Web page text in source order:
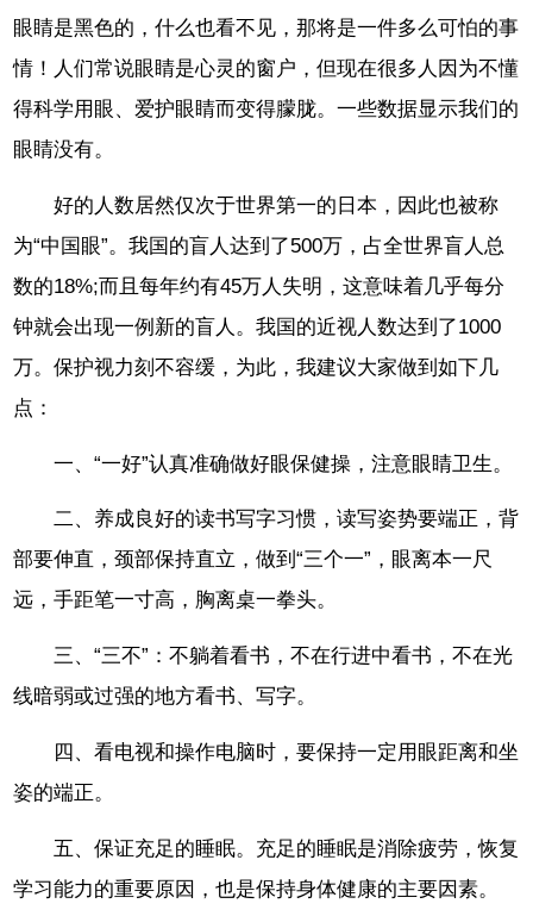
眼睛是黑色的，什么也看不见，那将是一件多么可怕的事
情！人们常说眼睛是心灵的窗户，但现在很多人因为不懂
得科学用眼、爱护眼睛而变得朦胧。一些数据显示我们的
眼睛没有。
好的人数居然仅次于世界第一的日本，因此也被称
为“中国眼”。我国的盲人达到了500万，占全世界盲人总
数的18%;而且每年约有45万人失明，这意味着几乎每分
钟就会出现一例新的盲人。我国的近视人数达到了1000
万。保护视力刻不容缓，为此，我建议大家做到如下几
点：
一、“一好”认真准确做好眼保健操，注意眼睛卫生。
二、养成良好的读书写字习惯，读写姿势要端正，背
部要伸直，颈部保持直立，做到“三个一”，眼离本一尺
远，手距笔一寸高，胸离桌一拳头。
三、“三不”：不躺着看书，不在行进中看书，不在光
线暗弱或过强的地方看书、写字。
四、看电视和操作电脑时，要保持一定用眼距离和坐
姿的端正。
五、保证充足的睡眠。充足的睡眠是消除疲劳，恢复
学习能力的重要原因，也是保持身体健康的主要因素。